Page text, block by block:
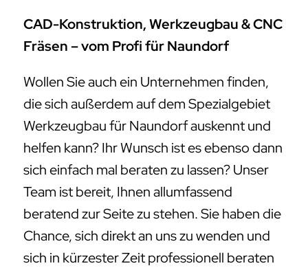
CAD-Konstruktion, Werkzeugbau & CNC
Fräsen – vom Profi für Naundorf
Wollen Sie auch ein Unternehmen finden,
die sich außerdem auf dem Spezialgebiet
Werkzeugbau für Naundorf auskennt und
helfen kann? Ihr Wunsch ist es ebenso dann
sich einfach mal beraten zu lassen? Unser
Team ist bereit, Ihnen allumfassend
beratend zur Seite zu stehen. Sie haben die
Chance, sich direkt an uns zu wenden und
sich in kürzester Zeit professionell beraten